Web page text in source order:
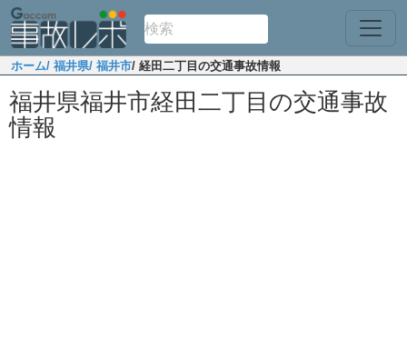
ホーム/ 福井県/ 福井市/ 経田二丁目の交通事故情報
福井県福井市経田二丁目の交通事故
情報